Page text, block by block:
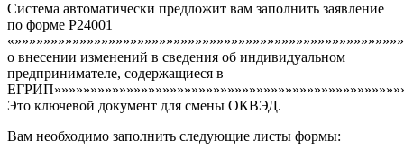
Система автоматически предложит вам заполнить заявление
по форме Р24001
о внесении изменений в сведения об индивидуальном
предпринимателе, содержащиеся в
Это ключевой документ для смены ОКВЭД.
Вам необходимо заполнить следующие листы формы: